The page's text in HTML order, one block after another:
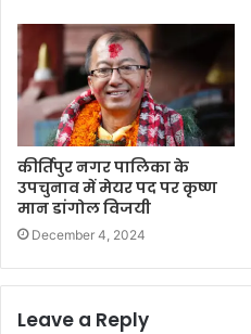
कीर्तिपुर नगर पालिका के
उपचुनाव में मेयर पद पर कृष्ण
मान डांगोल विजयी
December 4, 2024
Leave a Reply